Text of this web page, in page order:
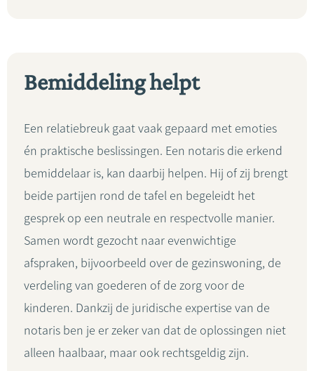
Bemiddeling helpt
Een relatiebreuk gaat vaak gepaard met emoties
én praktische beslissingen. Een notaris die erkend
bemiddelaar is, kan daarbij helpen. Hij of zij brengt
beide partijen rond de tafel en begeleidt het
gesprek op een neutrale en respectvolle manier.
Samen wordt gezocht naar evenwichtige
afspraken, bijvoorbeeld over de gezinswoning, de
verdeling van goederen of de zorg voor de
kinderen. Dankzij de juridische expertise van de
notaris ben je er zeker van dat de oplossingen niet
alleen haalbaar, maar ook rechtsgeldig zijn.